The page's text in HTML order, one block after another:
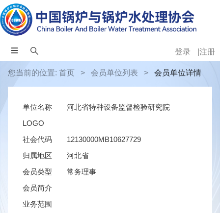
登录 注册
您当前的位置: 首页 > 会员单位列表 > 会员单位详情
单位名称
河北省特种设备监督检验研究院
LOGO
社会代码
12130000MB10627729
归属地区
河北省
会员类型
常务理事
会员简介
业务范围